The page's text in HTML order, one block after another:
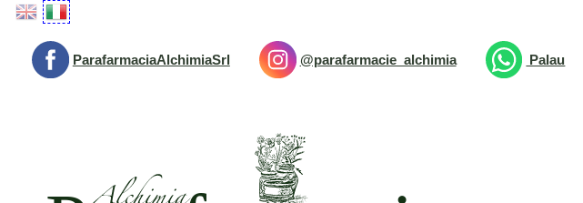
Passa
contenuto
principale
ParafarmaciaAlchimiaSrl @parafarmacie_alchimia Palau